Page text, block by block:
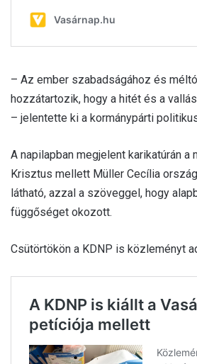
– Az ember szabadságához és
hozzátartozik, hogy a hitét és a
– jelentette ki a kormánypárti
A napilapban megjelent karikatúrán
Krisztus mellett Müller Cecília
látható, azzal a szöveggel, hogy
függőséget okozott.
Csütörtökön a KDNP is közleményt